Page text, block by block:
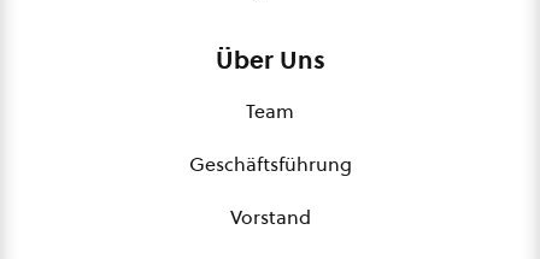
Über Uns
Team
Geschäftsführung
Vorstand